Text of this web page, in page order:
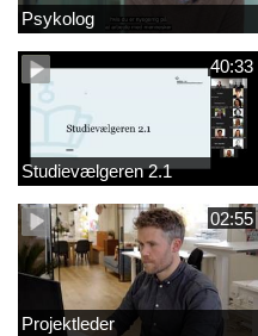
Psykolog
40:33
Studievælgeren 2.1
02:55
Projektleder